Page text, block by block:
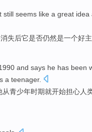
still seems like a great idea
失后它是否仍然是一个好
and says he has been
a teenager.
从青少年时期就开始担心人